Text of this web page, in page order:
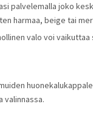
palvelemalla joko
harmaa, beige tai
valo voi
valinnassa.